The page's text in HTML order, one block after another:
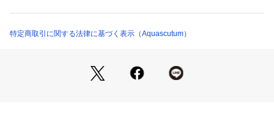
特定商取引に関する法律に基づく表示（Aquascutum）